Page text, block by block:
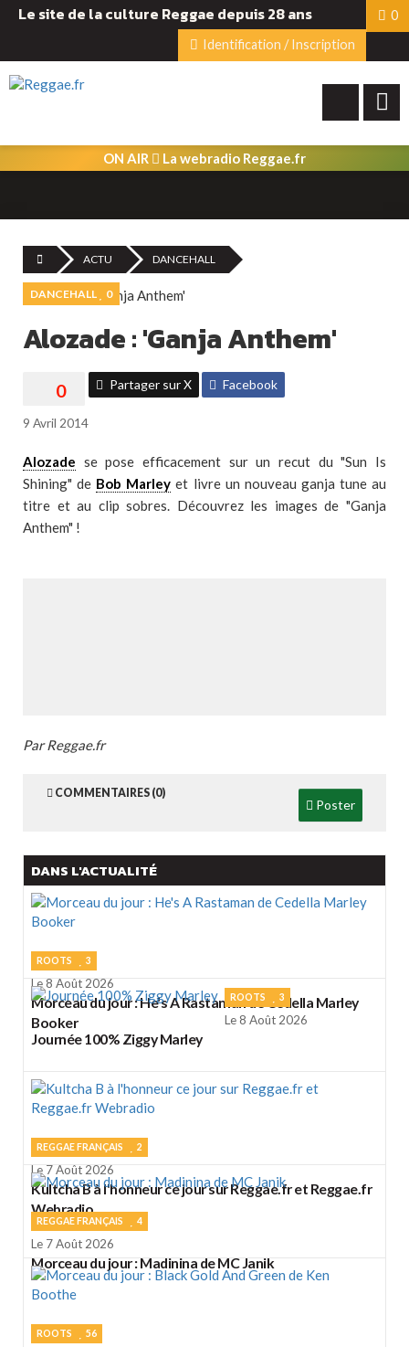
Le site de la culture Reggae depuis 28 ans
0
Identification / Inscription
ON AIR La webradio Reggae.fr
ACTU DANCEHALL
DANCEHALL 0
Alozade : 'Ganja Anthem'
Partager sur X Facebook
9 Avril 2014
Alozade se pose efficacement sur un recut du "Sun Is
Shining" de Bob Marley et livre un nouveau ganja tune au
titre et au clip sobres. Découvrez les images de "Ganja
Anthem" !
Par Reggae.fr
COMMENTAIRES (0)
Poster
DANS L'ACTUALITÉ
ROOTS 3
Le 8 Août 2026
Morceau du jour : He's A Rastaman de Cedella Marley
Booker
ROOTS 3
Le 8 Août 2026
Journée 100% Ziggy Marley
REGGAE FRANÇAIS 2
Le 7 Août 2026
Kultcha B à l'honneur ce jour sur Reggae.fr et Reggae.fr
Webradio
REGGAE FRANÇAIS 4
Le 7 Août 2026
Morceau du jour : Madinina de MC Janik
ROOTS 56